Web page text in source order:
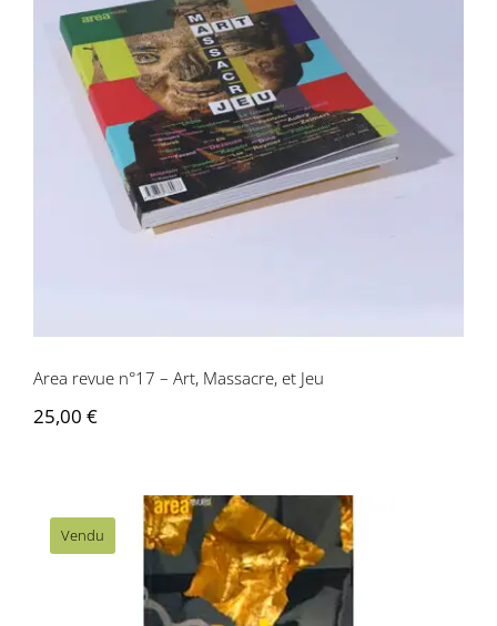
Area revue n°17 – Art, Massacre, et Jeu
Area revue n°17 – Art, Massacre, et Jeu
25,00 €
Vendu